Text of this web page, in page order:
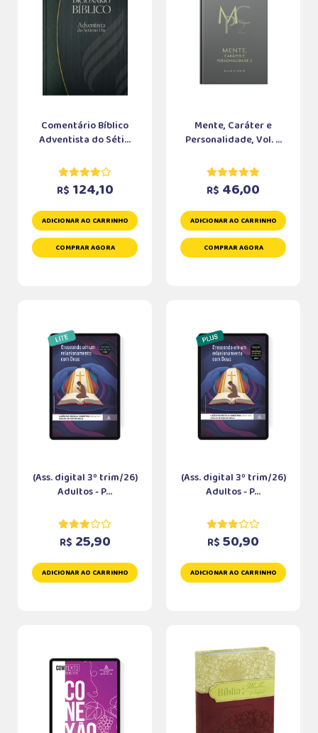
Comentário Bíblico
Adventista do Séti...
R$ 124,10
ADICIONAR AO CARRINHO
COMPRAR AGORA
Mente, Caráter e
Personalidade, Vol. ...
R$ 46,00
ADICIONAR AO CARRINHO
COMPRAR AGORA
(Ass. digital 3º trim/26)
Adultos - P...
R$ 25,90
ADICIONAR AO CARRINHO
(Ass. digital 3º trim/26)
Adultos - P...
R$ 50,90
ADICIONAR AO CARRINHO